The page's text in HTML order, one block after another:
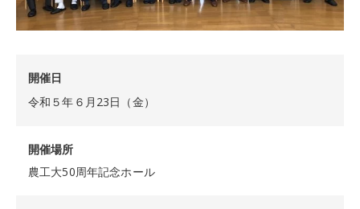
開催日
令和５年６月23日（金）
開催場所
農工大50周年記念ホール